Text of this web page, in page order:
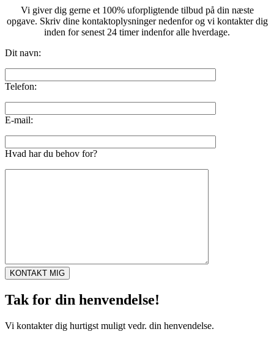
Vi giver dig gerne et 100% uforpligtende tilbud på din næste
opgave. Skriv dine kontaktoplysninger nedenfor og vi kontakter dig
inden for senest 24 timer indenfor alle hverdage.
Dit navn:
Telefon:
E-mail:
Hvad har du behov for?
Tak for din henvendelse!
Vi kontakter dig hurtigst muligt vedr. din henvendelse.